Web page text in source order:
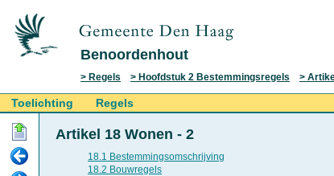
Benoordenhout
Regels Hoofdstuk 2 Bestemmingsregels
Toelichting Regels
Artikel 18 Wonen - 2
18.1 Bestemmingsomschrijving
18.2 Bouwregels